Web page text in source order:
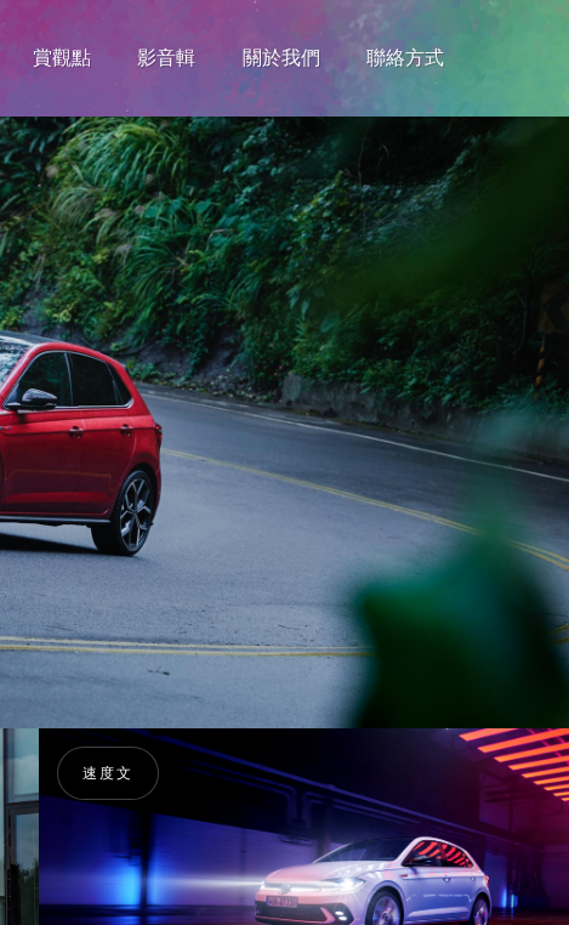
賞觀點 影音輯 關於我們 聯絡方式
速度文